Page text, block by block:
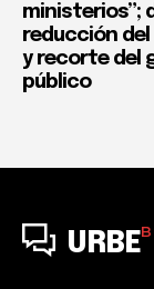
ministerios”;
reducción
y recorte del
público
URBE